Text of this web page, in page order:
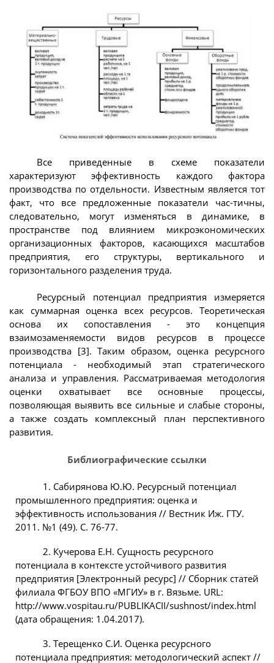
Все приведенные в схеме показатели
характеризуют эффективность каждого фактора
производства по отдельности. Известным является тот
факт, что все предложенные показатели час-тичны,
следовательно, могут изменяться в динамике, в
пространстве под влиянием микроэкономических
организационных факторов, касающихся масштабов
предприятия, его структуры, вертикального и
горизонтального разделения труда.
Ресурсный потенциал предприятия измеряется
как суммарная оценка всех ресурсов. Теоретическая
основа их сопоставления - это концепция
взаимозаменяемости видов ресурсов в процессе
производства [3]. Таким образом, оценка ресурсного
потенциала - необходимый этап стратегического
анализа и управления. Рассматриваемая методология
оценки охватывает все основные процессы,
позволяющая выявить все сильные и слабые стороны,
а также создать комплексный план перспективного
развития.
Библиографические ссылки
1. Сабирянова Ю.Ю. Ресурсный потенциал
промышленного предприятия: оценка и
эффективность использования // Вестник Иж. ГТУ.
2011. №1 (49). С. 76-77.
2. Кучерова Е.Н. Сущность ресурсного
потенциала в контексте устойчивого развития
предприятия [Электронный ресурс] // Сборник статей
филиала ФГБОУ ВПО «МГИУ» в г. Вязьме. URL:
http://www.vospitau.ru/PUBLIKACII/sushnost/index.html
(дата обращения: 1.04.2017).
3. Терещенко С.И. Оценка ресурсного
потенциала предприятия: методологический аспект //